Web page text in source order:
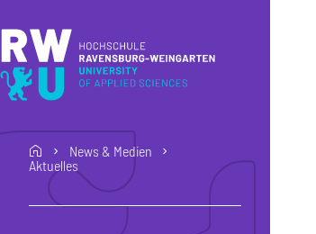
home
News & Medien
Aktuelles